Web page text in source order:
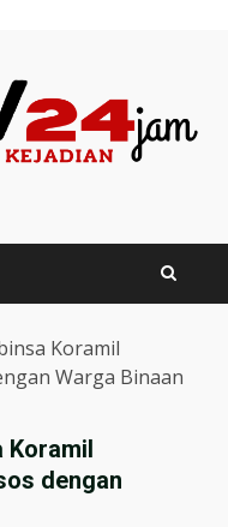
Koramil
Warga Binaan
Koramil
dengan